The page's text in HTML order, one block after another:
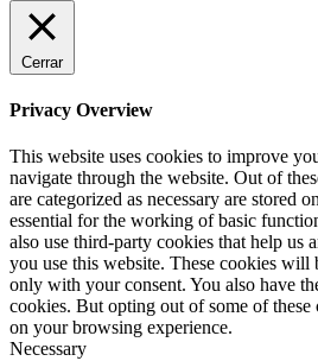
Cerrar
Privacy Overview
This website uses cookies to improve
navigate through the website. Out of
are categorized as necessary are stored
essential for the working of basic
also use third-party cookies that help us
you use this website. These cookies will
only with your consent. You also have
cookies. But opting out of some of these
on your browsing experience.
Necessary